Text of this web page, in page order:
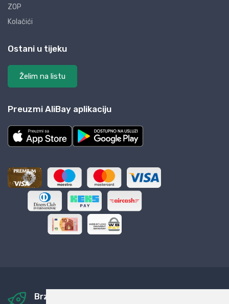
ZOP
Kolačići
Ostani u tijeku
Želim na listu
Preuzmi AliBay aplikaciju
Brza i sigurna dostava